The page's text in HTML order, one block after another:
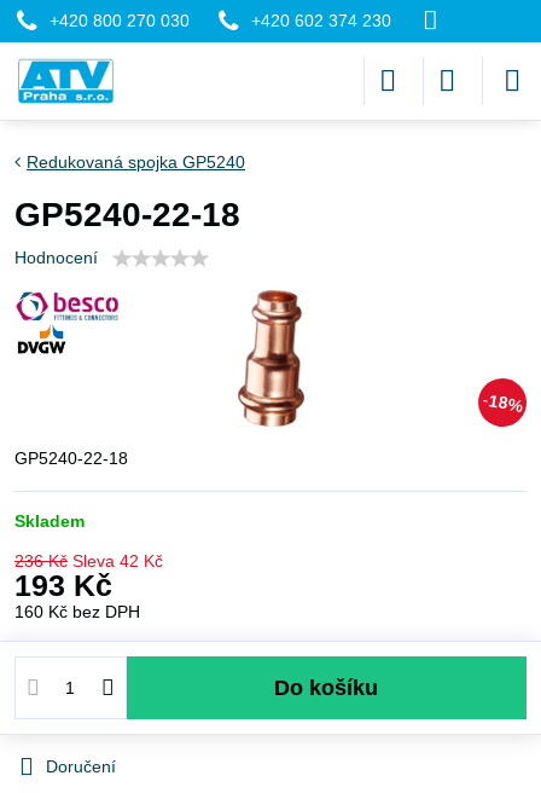
+420 800 270 030 +420 602 374 230
18%
Redukovaná spojka GP5240
GP5240-22-18
Hodnocení
GP5240-22-18
Skladem
236 Kč Sleva 42 Kč
193 Kč
160 Kč bez DPH
Do košíku
Doručení